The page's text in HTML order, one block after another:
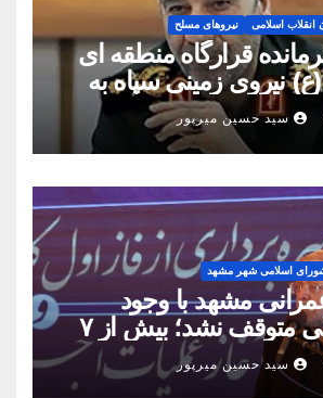
انقلاب اسلامی نیروهای مسلح
قرارگاه منطقه ای
(ع) نیروی زمینی سپاه به
سید حسین میرپور
اسلامی شهر مشهد
مشهد با وجود
شرایط جنگی متوقف نشد؛ بیش از ۷
همت پروژه در ۱۶۰ روز به بهره‌برداری
سید حسین میرپور